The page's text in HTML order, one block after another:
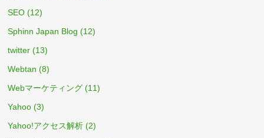
SEO (12)
Sphinn Japan Blog (12)
twitter (13)
Webtan (8)
Webマーケティング (11)
Yahoo (3)
Yahoo!アクセス解析 (2)